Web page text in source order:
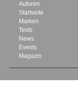
Autoren
Startseite
Marken
Tests
News
Events
Magazin